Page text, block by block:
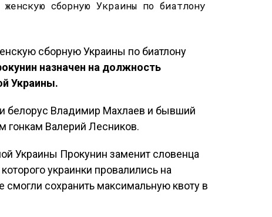
назначен на должность
Украины.
белорус Владимир Махлаев и бывший
Валерий Лесников.
Украины Прокунин заменит словенца
украинки провалились на
смогли сохранить максимальную квоту в